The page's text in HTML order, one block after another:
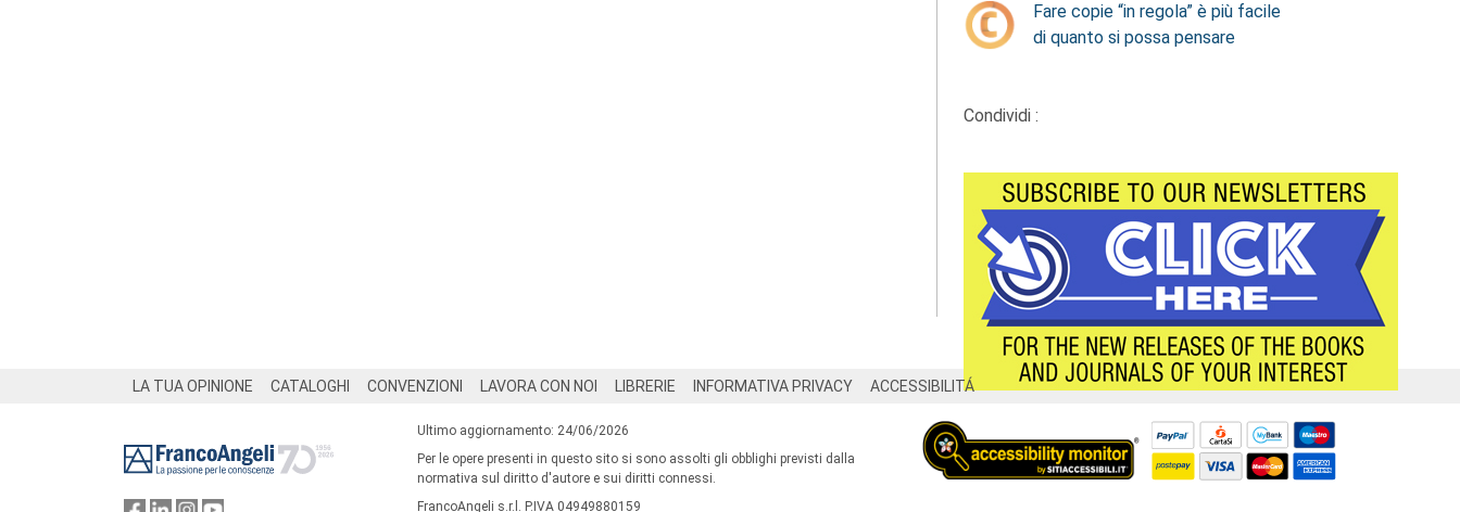
Fare copie “in regola” è più facile
di quanto si possa pensare
Condividi :
LA TUA OPINIONE CATALOGHI CONVENZIONI LAVORA CON NOI LIBRERIE INFORMATIVA PRIVACY ACCESSIBILITÁ
Ultimo aggiornamento: 24/06/2026
Per le opere presenti in questo sito si sono assolti gli obblighi previsti dalla
normativa sul diritto d'autore e sui diritti connessi.
FrancoAngeli s.r.l. P.IVA 04949880159